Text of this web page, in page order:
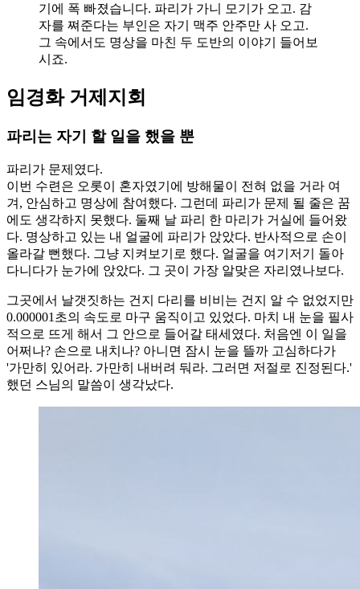
기에 폭 빠졌습니다. 파리가 가니 모기가 오고. 감
자를 쪄준다는 부인은 자기 맥주 안주만 사 오고.
그 속에서도 명상을 마친 두 도반의 이야기 들어보
시죠.
임경화 거제지회
파리는 자기 할 일을 했을 뿐
파리가 문제였다.
이번 수련은 오롯이 혼자였기에 방해물이 전혀 없을 거라 여
겨, 안심하고 명상에 참여했다. 그런데 파리가 문제 될 줄은 꿈
에도 생각하지 못했다. 둘째 날 파리 한 마리가 거실에 들어왔
다. 명상하고 있는 내 얼굴에 파리가 앉았다. 반사적으로 손이
올라갈 뻔했다. 그냥 지켜보기로 했다. 얼굴을 여기저기 돌아
다니다가 눈가에 앉았다. 그 곳이 가장 알맞은 자리였나보다.
그곳에서 날갯짓하는 건지 다리를 비비는 건지 알 수 없었지만
0.000001초의 속도로 마구 움직이고 있었다. 마치 내 눈을 필사
적으로 뜨게 해서 그 안으로 들어갈 태세였다. 처음엔 이 일을
어쩌나? 손으로 내치나? 아니면 잠시 눈을 뜰까 고심하다가
'가만히 있어라. 가만히 내버려 둬라. 그러면 저절로 진정된다.'
했던 스님의 말씀이 생각났다.